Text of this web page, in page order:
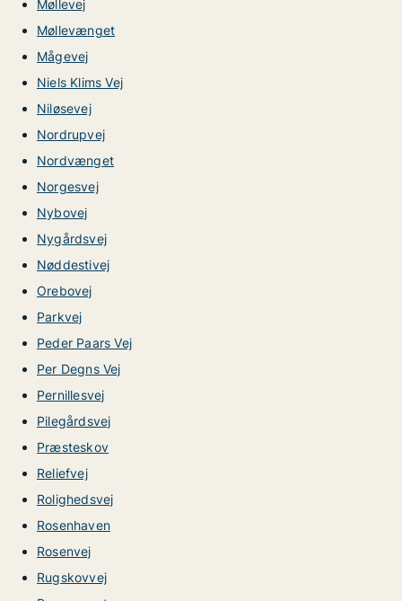
Møllevej
Møllevænget
Mågevej
Niels Klims Vej
Niløsevej
Nordrupvej
Nordvænget
Norgesvej
Nybovej
Nygårdsvej
Nøddestivej
Orebovej
Parkvej
Peder Paars Vej
Per Degns Vej
Pernillesvej
Pilegårdsvej
Præsteskov
Reliefvej
Rolighedsvej
Rosenhaven
Rosenvej
Rugskovvej